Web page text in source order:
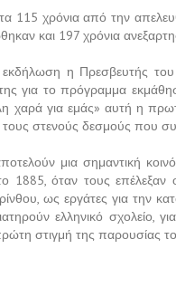
115 χρόνια από την
και 197 χρόνια
εκδήλωση η Πρεσβευτής
για το πρόγραμμα
χαρά για εμάς» αυτή η
τους στενούς δεσμούς που
μια σημαντική
1885, όταν τους επέλεξαν
ως εργάτες για την
ελληνικό
στιγμή της παρουσίας